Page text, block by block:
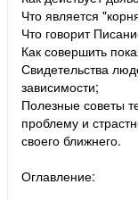
Что является
Что говорит
Как совершить
Свидетельства
зависимости;
Полезные советы
проблему и
своего ближнего.
Оглавление: